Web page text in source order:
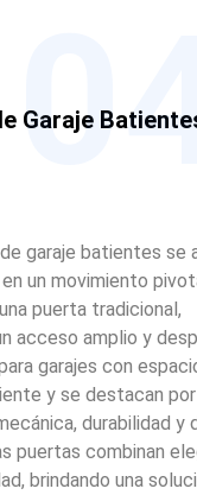
Garaje
garaje batientes se
un movimiento
puerta tradicional,
acceso amplio y
garajes con
y se destacan por
durabilidad y
puertas combinan
brindando una